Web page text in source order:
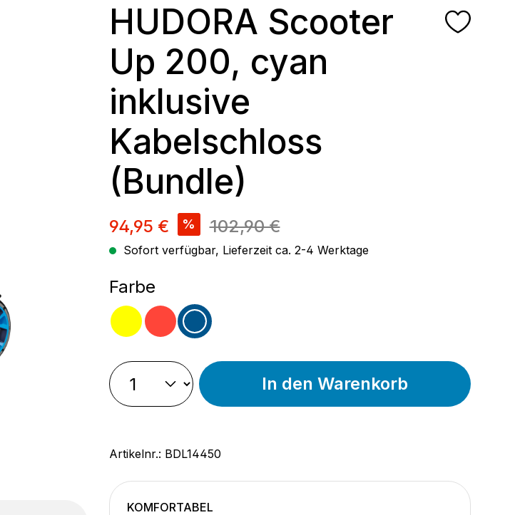
HUDORA Scooter
Up 200, cyan
inklusive
Kabelschloss
(Bundle)
Verkaufspreis:
94,95 € % 102,90 €
Sofort verfügbar, Lieferzeit ca. 2-4 Werktage
Farbeauswählen
gelbrot blau
In den Warenkorb
Artikelnr.: BDL14450
KOMFORTABEL